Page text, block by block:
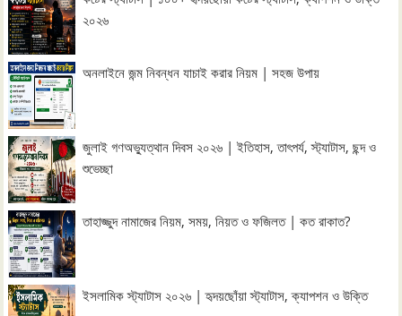
২০২৬
অনলাইনে জন্ম নিবন্ধন যাচাই করার নিয়ম | সহজ উপায়
জুলাই গণঅভ্যুত্থান দিবস ২০২৬ | ইতিহাস, তাৎপর্য, স্ট্যাটাস, ছন্দ ও
শুভেচ্ছা
তাহাজ্জুদ নামাজের নিয়ম, সময়, নিয়ত ও ফজিলত | কত রাকাত?
ইসলামিক স্ট্যাটাস ২০২৬ | হৃদয়ছোঁয়া স্ট্যাটাস, ক্যাপশন ও উক্তি